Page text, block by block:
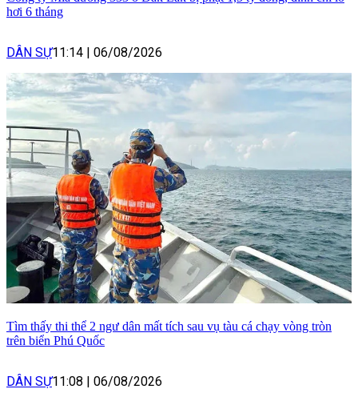
hơi 6 tháng
DÂN SỰ11:14 | 06/08/2026
Tìm thấy thi thể 2 ngư dân mất tích sau vụ tàu cá chạy vòng tròn
trên biển Phú Quốc
DÂN SỰ11:08 | 06/08/2026